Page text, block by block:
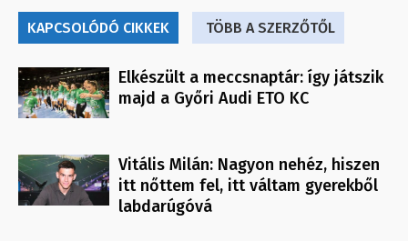
KAPCSOLÓDÓ CIKKEK TÖBB A SZERZŐTŐL
Elkészült a meccsnaptár: így játszik
majd a Győri Audi ETO KC
Vitális Milán: Nagyon nehéz, hiszen
itt nőttem fel, itt váltam gyerekből
labdarúgóvá